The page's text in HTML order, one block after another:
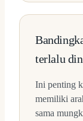
terlalu
Ini penting
memiliki
sama